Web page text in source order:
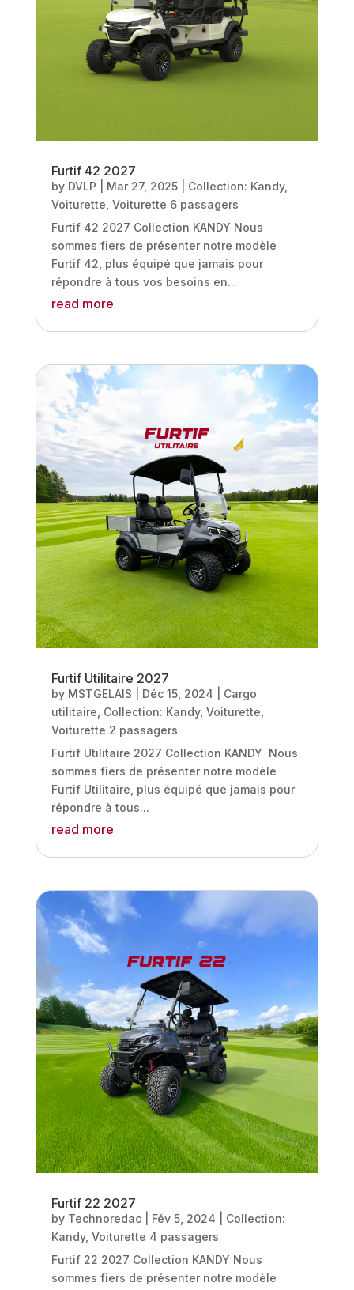
Furtif 42 2027
by DVLP Mar 27, 2025| Collection: Kandy,
Voiturette Voiturette 6 passagers
Furtif 42 2027 Collection KANDY Nous
sommes fiers de présenter notre modèle
Furtif 42, plus équipé que jamais pour
répondre à tous vos besoins en...
read more
Furtif Utilitaire 2027
by MSTGELAIS Déc 15, 2024
Cargo
utilitaire Collection: Kandy, Voiturette
Voiturette 2 passagers
Furtif Utilitaire 2027 Collection KANDY Nous
sommes fiers de présenter notre modèle
Furtif Utilitaire, plus équipé que jamais pour
répondre à tous...
read more
Furtif 22 2027
by Technoredac| Fév 5, 2024
Collection:
Kandy, Voiturette 4 passagers
Furtif 22 2027 Collection KANDY Nous
sommes fiers de présenter notre modèle